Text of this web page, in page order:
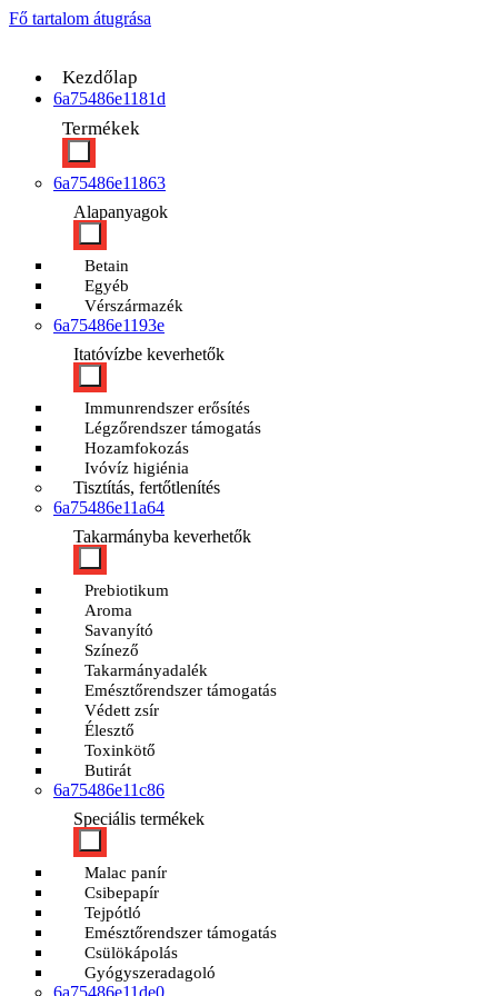
Fő tartalom átugrása
Kezdőlap
6a75486e1181d
Termékek
6a75486e11863
Alapanyagok
Betain
Egyéb
Vérszármazék
6a75486e1193e
Itatóvízbe keverhetők
Immunrendszer erősítés
Légzőrendszer támogatás
Hozamfokozás
Ivóvíz higiénia
Tisztítás, fertőtlenítés
6a75486e11a64
Takarmányba keverhetők
Prebiotikum
Aroma
Savanyító
Színező
Takarmányadalék
Emésztőrendszer támogatás
Védett zsír
Élesztő
Toxinkötő
Butirát
6a75486e11c86
Speciális termékek
Malac panír
Csibepapír
Tejpótló
Emésztőrendszer támogatás
Csülökápolás
Gyógyszeradagoló
6a75486e11de0